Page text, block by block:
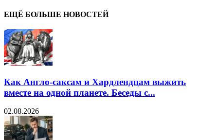
ЕЩЁ БОЛЬШЕ НОВОСТЕЙ
Как Англо-саксам и Хардлендцам выжить
вместе на одной планете. Беседы с...
02.08.2026